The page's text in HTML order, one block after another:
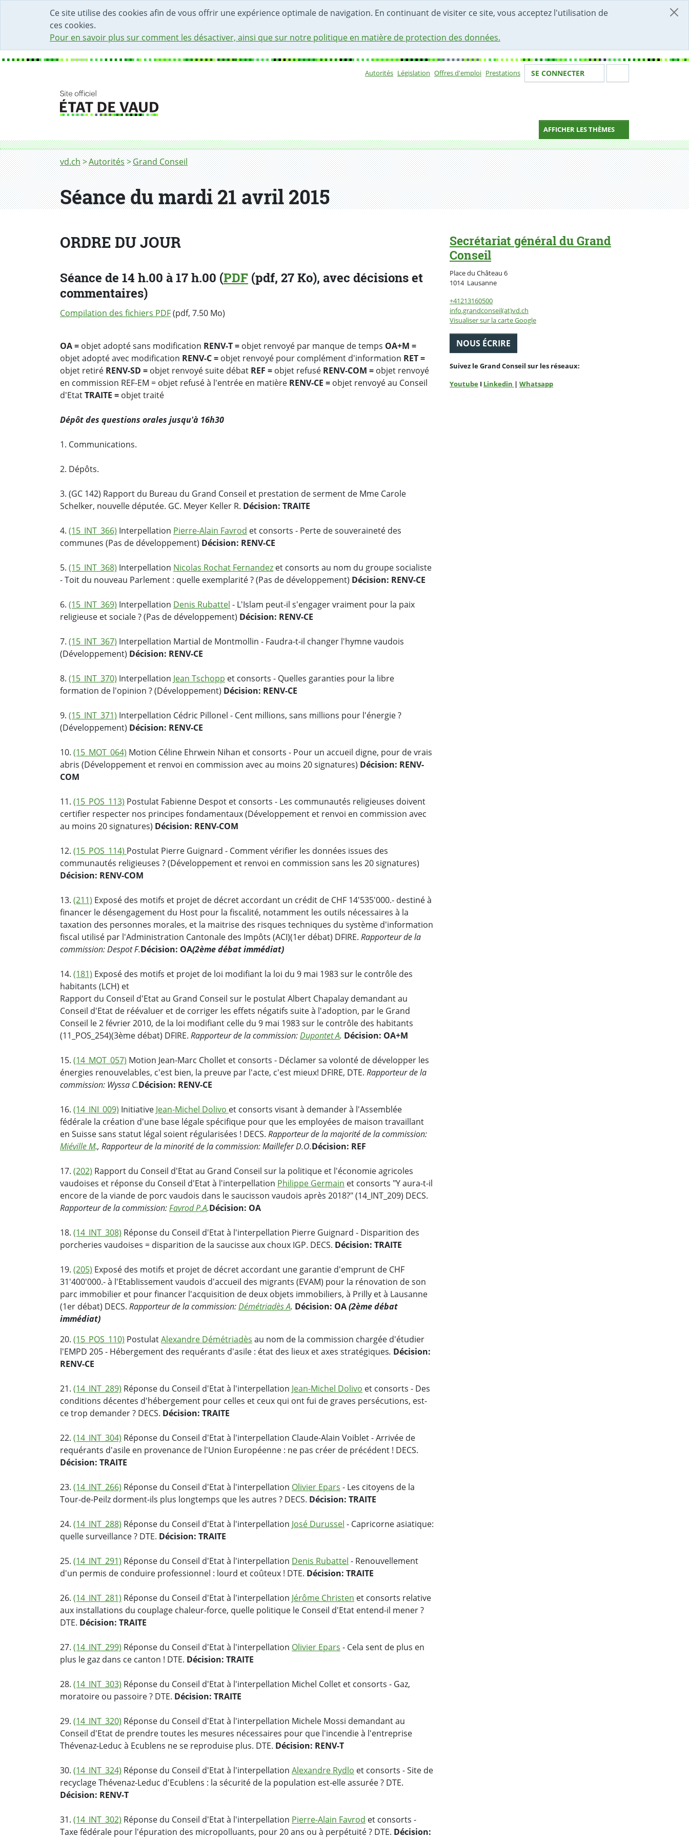
Ce site utilise des cookies afin de vous offrir une expérience optimale de navigation. En continuant de visiter ce site, vous acceptez l'utilisation de
ces cookies.
Pour en savoir plus sur comment les désactiver, ainsi que sur notre politique en matière de protection des données.
DÉBUT DU CONTENU DE LA PAGE
ACCÈS AU CHAMP DE RECHERCHE
PAGE D'ACCUEIL
FORMULAIRE DE CONTACT
Autorités Législation Offres d'emploi Prestations Votre identité
SE CONNECTER
AFFICHER LES THÈMES
Fil d'Ariane
vd.ch Autorités Grand Conseil
Séance du mardi 21 avril 2015
ORDRE DU JOUR
Séance de 14 h.00 à 17 h.00 (PDF (pdf, 27 Ko), avec décisions et
commentaires)
Compilation des fichiers PDF(pdf, 7.50 Mo)
OA = objet adopté sans modification RENV-T = objet renvoyé par manque de temps OA+M =
objet adopté avec modification RENV-C = objet renvoyé pour complément d'information RET =
objet retiré RENV-SD = objet renvoyé suite débat REF = objet refusé RENV-COM = objet renvoyé
en commission REF-EM = objet refusé à l'entrée en matière RENV-CE = objet renvoyé au Conseil
d'EtatTRAITE = objet traité
Dépôt des questions orales jusqu'à 16h30
1. Communications.
2. Dépôts.
3. (GC 142) Rapport du Bureau du Grand Conseil et prestation de serment de Mme Carole
Schelker, nouvelle députée. GC. Meyer Keller R. Décision: TRAITE
4. (15_INT_366) Interpellation Pierre-Alain Favrod et consorts - Perte de souveraineté des
communes (Pas de développement) Décision: RENV-CE
5. (15_INT_368) Interpellation Nicolas Rochat Fernandez et consorts au nom du groupe socialiste
- Toit du nouveau Parlement : quelle exemplarité ? (Pas de développement) Décision: RENV-CE
6. (15_INT_369) Interpellation Denis Rubattel - L'Islam peut-il s'engager vraiment pour la paix
religieuse et sociale ? (Pas de développement) Décision: RENV-CE
7. (15_INT_367) Interpellation Martial de Montmollin - Faudra-t-il changer l'hymne vaudois
(Développement) Décision: RENV-CE
8. (15_INT_370) Interpellation Jean Tschopp et consorts - Quelles garanties pour la libre
formation de l'opinion ? (Développement) Décision: RENV-CE
9. (15_INT_371) Interpellation Cédric Pillonel - Cent millions, sans millions pour l'énergie ?
(Développement) Décision: RENV-CE
10. (15_MOT_064) Motion Céline Ehrwein Nihan et consorts - Pour un accueil digne, pour de vrais
abris (Développement et renvoi en commission avec au moins 20 signatures) Décision: RENV-
COM
11. (15_POS_113) Postulat Fabienne Despot et consorts - Les communautés religieuses doivent
certifier respecter nos principes fondamentaux (Développement et renvoi en commission avec
au moins 20 signatures) Décision: RENV-COM
12. (15_POS_114) Postulat Pierre Guignard - Comment vérifier les données issues des
communautés religieuses ? (Développement et renvoi en commission sans les 20 signatures)
Décision: RENV-COM
13. (211) Exposé des motifs et projet de décret accordant un crédit de CHF 14'535'000.- destiné à
financer le désengagement du Host pour la fiscalité, notamment les outils nécessaires à la
taxation des personnes morales, et la maitrise des risques techniques du système d'information
fiscal utilisé par l'Administration Cantonale des Impôts (ACI)(1er débat) DFIRE. Rapporteur de la
commission: Despot F.Décision: OA(2ème débat immédiat)
14. (181) Exposé des motifs et projet de loi modifiant la loi du 9 mai 1983 sur le contrôle des
habitants (LCH) et
Rapport du Conseil d'Etat au Grand Conseil sur le postulat Albert Chapalay demandant au
Conseil d'Etat de réévaluer et de corriger les effets négatifs suite à l'adoption, par le Grand
Conseil le 2 février 2010, de la loi modifiant celle du 9 mai 1983 sur le contrôle des habitants
(11_POS_254)(3ème débat) DFIRE. Rapporteur de la commission:Dupontet A. Décision: OA+M
15. (14_MOT_057) Motion Jean-Marc Chollet et consorts - Déclamer sa volonté de développer les
énergies renouvelables, c'est bien, la preuve par l'acte, c'est mieux! DFIRE, DTE. Rapporteur de la
commission: Wyssa C.Décision: RENV-CE
16. (14_INI_009) Initiative Jean-Michel Dolivo et consorts visant à demander à l'Assemblée
fédérale la création d'une base légale spécifique pour que les employées de maison travaillant
en Suisse sans statut légal soient régularisées ! DECS. Rapporteur de la majorité de la commission:
Miéville M., Rapporteur de la minorité de la commission: Maillefer D.O.Décision: REF
17. (202) Rapport du Conseil d'Etat au Grand Conseil sur la politique et l'économie agricoles
vaudoises et réponse du Conseil d'Etat à l'interpellation Philippe Germain et consorts "Y aura-t-il
encore de la viande de porc vaudois dans le saucisson vaudois après 2018?" (14_INT_209) DECS.
Rapporteur de la commission:Favrod P.A.Décision: OA
18. (14_INT_308) Réponse du Conseil d'Etat à l'interpellation Pierre Guignard - Disparition des
porcheries vaudoises = disparition de la saucisse aux choux IGP. DECS. Décision: TRAITE
19. (205) Exposé des motifs et projet de décret accordant une garantie d'emprunt de CHF
31'400'000.- à l'Etablissement vaudois d'accueil des migrants (EVAM) pour la rénovation de son
parc immobilier et pour financer l'acquisition de deux objets immobiliers, à Prilly et à Lausanne
(1er débat) DECS. Rapporteur de la commission:Démétriadès A. Décision: OA(2ème débat
immédiat)
20. (15_POS_110) PostulatAlexandre Démétriadès au nom de la commission chargée d'étudier
l'EMPD 205 - Hébergement des requérants d'asile : état des lieux et axes stratégiques. Décision:
RENV-CE
21. (14_INT_289) Réponse du Conseil d'Etat à l'interpellation Jean-Michel Dolivo et consorts - Des
conditions décentes d'hébergement pour celles et ceux qui ont fui de graves persécutions, est-
ce trop demander ? DECS. Décision: TRAITE
22. (14_INT_304) Réponse du Conseil d'Etat à l'interpellation Claude-Alain Voiblet - Arrivée de
requérants d'asile en provenance de l'Union Européenne : ne pas créer de précédent ! DECS.
Décision: TRAITE
23. (14_INT_266) Réponse du Conseil d'Etat à l'interpellation Olivier Epars - Les citoyens de la
Tour-de-Peilz dorment-ils plus longtemps que les autres ? DECS. Décision: TRAITE
24. (14_INT_288) Réponse du Conseil d'Etat à l'interpellation José Durussel - Capricorne asiatique:
quelle surveillance ? DTE. Décision: TRAITE
25. (14_INT_291) Réponse du Conseil d'Etat à l'interpellation Denis Rubattel - Renouvellement
d'un permis de conduire professionnel : lourd et coûteux ! DTE. Décision: TRAITE
26. (14_INT_281) Réponse du Conseil d'Etat à l'interpellation Jérôme Christen et consorts relative
aux installations du couplage chaleur-force, quelle politique le Conseil d'Etat entend-il mener ?
DTE. Décision: TRAITE
27. (14_INT_299) Réponse du Conseil d'Etat à l'interpellation Olivier Epars - Cela sent de plus en
plus le gaz dans ce canton ! DTE. Décision: TRAITE
28. (14_INT_303) Réponse du Conseil d'Etat à l'interpellation Michel Collet et consorts - Gaz,
moratoire ou passoire ? DTE. Décision: TRAITE
29. (14_INT_320) Réponse du Conseil d'Etat à l'interpellation Michele Mossi demandant au
Conseil d'Etat de prendre toutes les mesures nécessaires pour que l'incendie à l'entreprise
Thévenaz-Leduc à Ecublens ne se reproduise plus. DTE. Décision: RENV-T
30. (14_INT_324) Réponse du Conseil d'Etat à l'interpellation Alexandre Rydlo et consorts - Site de
recyclage Thévenaz-Leduc d'Ecublens : la sécurité de la population est-elle assurée ? DTE.
Décision: RENV-T
31. (14_INT_302) Réponse du Conseil d'Etat à l'interpellation Pierre-Alain Favrod et consorts -
Taxe fédérale pour l'épuration des micropolluants, pour 20 ans ou à perpétuité ? DTE. Décision:
Secrétariat général du Grand
Conseil
Place du Château 6
1014 LausanneSuisse
+41213160500
info.grandconseil(at)vd.ch
Visualiser sur la carte Google
NOUS ÉCRIRE
Suivez le Grand Conseil sur les réseaux:
Youtube I Linkedin | Whatsapp